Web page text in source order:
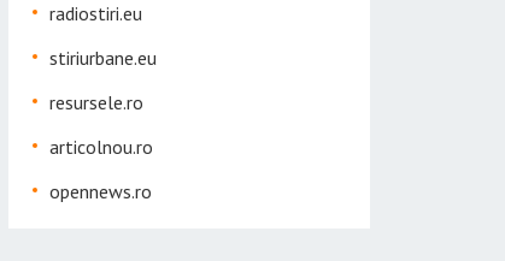
radiostiri.eu
stiriurbane.eu
resursele.ro
articolnou.ro
opennews.ro